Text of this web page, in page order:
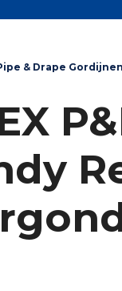
& Drape